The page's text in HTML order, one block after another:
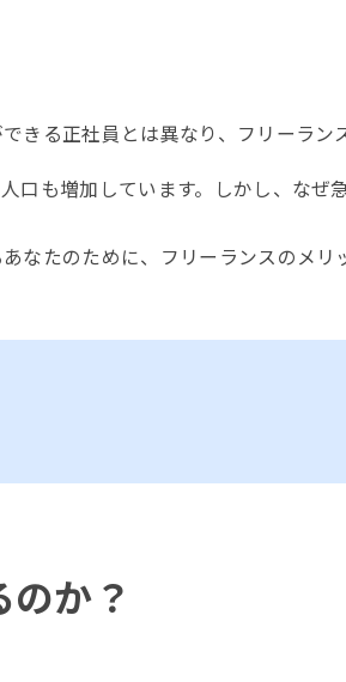
きる正社員とは異なり、フリーラン
口も増加しています。しかし、なぜ
なたのために、フリーランスのメリ
か？